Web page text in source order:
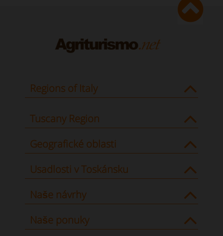
Regions of Italy
Tuscany Region
Geografické oblasti
Usadlosti v Toskánsku
Naše návrhy
Naše ponuky